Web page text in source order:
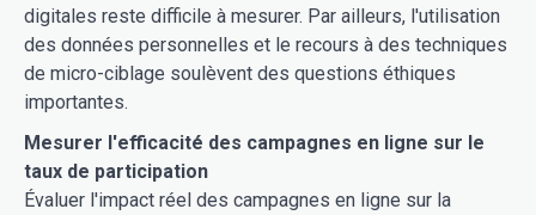
digitales reste difficile à mesurer. Par ailleurs, l'utilisation
des données personnelles et le recours à des techniques
de micro-ciblage soulèvent des questions éthiques
importantes.
Mesurer l'efficacité des campagnes en ligne sur le
taux de participation
Évaluer l'impact réel des campagnes en ligne sur la